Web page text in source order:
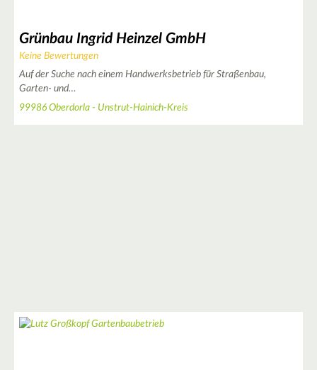
Grünbau Ingrid Heinzel GmbH
Keine Bewertungen
Auf der Suche nach einem Handwerksbetrieb für Straßenbau,
Garten- und…
99986 Oberdorla - Unstrut-Hainich-Kreis